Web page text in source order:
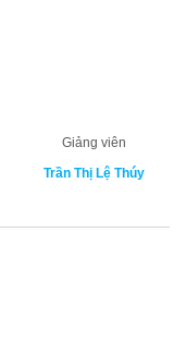
Giảng viên
Trần Thị Lệ Thúy